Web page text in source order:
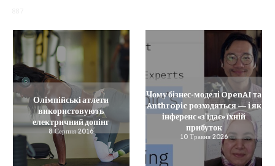
Олімпійські атлети
використовують
електричний допінг
8 Серпня 2016
Чому бізнес-моделі OpenAI та
Anthropic розходяться — і як
інференс «з’їдає» їхній
прибуток
10 Травня 2026